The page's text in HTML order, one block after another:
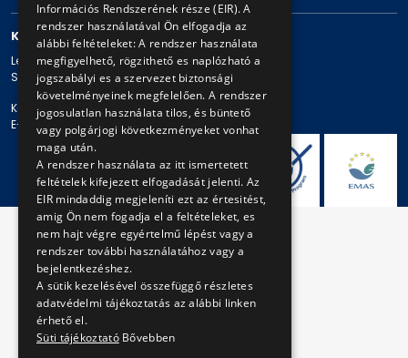
KAPCSOLAT
Levelezési cím: 1980 Budapest, Pf. 11.
Székhely: 1980 Budapest, Akácfa u. 15.
Központi telefonszám: + 36 1 461-65-00
E-mail cím: bkv@bkv.hu
Információs Rendszerének része (EIR). A
rendszer használatával Ön elfogadja az
alábbi feltételeket: A rendszer használata
megfigyelhető, rögzithető es naplózható a
jogszabályi es a szervezet biztonsági
követelményeinek megfelelően. A rendszer
jogosulatlan használata tilos, és büntető
vagy polgárjogi következményeket vonhat
maga után.
A rendszer használata az itt ismertetett
feltételek kifejezett elfogadását jelenti. Az
EIR mindaddig megjeleníti ezt az értesitést,
amig Ön nem fogadja el a feltételeket, es
nem hajt végre egyértelmű lépést vagy a
rendszer további használatához vagy a
bejelentkezéshez.
A sütik kezelésével összefüggő részletes
adatvédelmi tájékoztatás az alábbi linken
érhető el.
Süti tájékoztató Bővebben